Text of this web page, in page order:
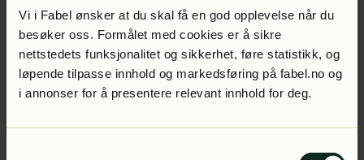
Vi i Fabel ønsker at du skal få en god opplevelse når du
besøker oss. Formålet med cookies er å sikre
nettstedets funksjonalitet og sikkerhet, føre statistikk, og
løpende tilpasse innhold og markedsføring på fabel.no og
i annonser for å presentere relevant innhold for deg.